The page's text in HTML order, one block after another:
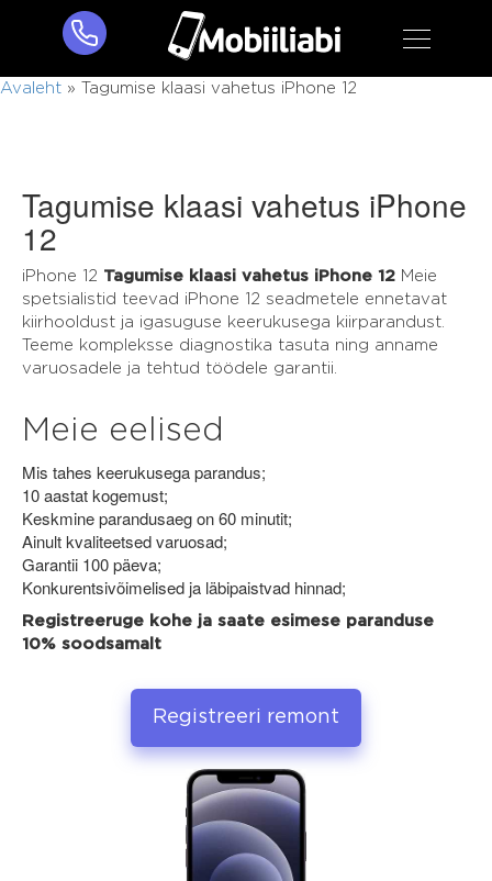
Avaleht » Tagumise klaasi vahetus iPhone 12
Tagumise klaasi vahetus iPhone
12
iPhone 12 Tagumise klaasi vahetus iPhone 12 Meie
spetsialistid teevad iPhone 12 seadmetele ennetavat
kiirhooldust ja igasuguse keerukusega kiirparandust.
Teeme kompleksse diagnostika tasuta ning anname
varuosadele ja tehtud töödele garantii.
Meie eelised
Mis tahes keerukusega parandus;
10 aastat kogemust;
Keskmine parandusaeg on 60 minutit;
Ainult kvaliteetsed varuosad;
Garantii 100 päeva;
Konkurentsivõimelised ja läbipaistvad hinnad;
Registreeruge kohe ja saate esimese paranduse
10% soodsamalt
Registreeri remont